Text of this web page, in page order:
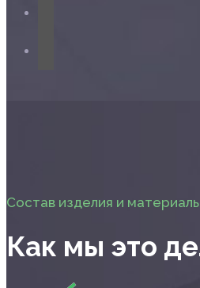
Состав изделия и
Как мы это